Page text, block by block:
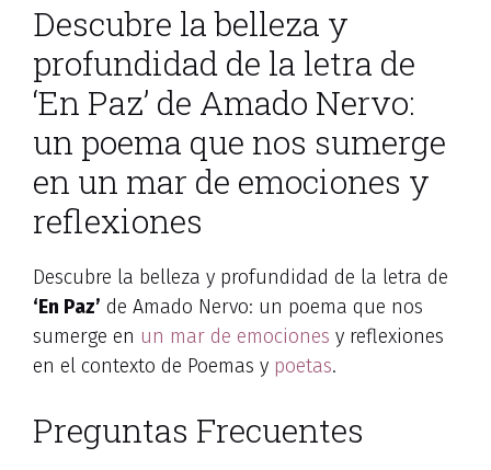
Descubre la belleza y
profundidad de la letra de
‘En Paz’ de Amado Nervo:
un poema que nos sumerge
en un mar de emociones y
reflexiones
Descubre la belleza y profundidad de la letra de
‘En Paz’ de Amado Nervo: un poema que nos
sumerge en un mar de emociones y reflexiones
en el contexto de Poemas y poetas.
Preguntas Frecuentes